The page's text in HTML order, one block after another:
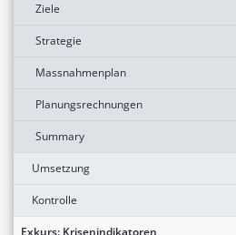
Ziele
Strategie
Massnahmenplan
Planungsrechnungen
Summary
Umsetzung
Kontrolle